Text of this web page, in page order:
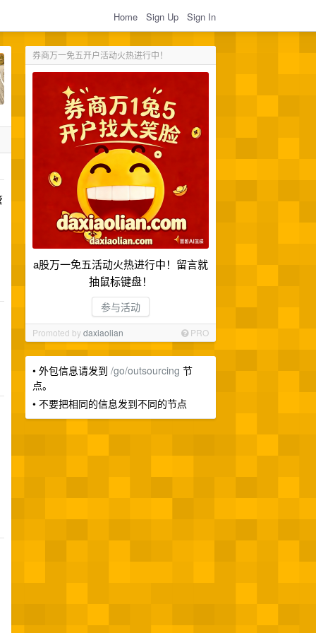
Home Sign Up Sign In
券商万一免五开户活动火热进行中！
a股万一免五活动火热进行中！留言就
抽鼠标键盘！
参与活动
Promoted bydaxiaolian PRO
• 外包信息请发到 /go/outsourcing 节
点。
• 不要把相同的信息发到不同的节点